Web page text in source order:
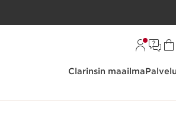
Clarinsin maailma